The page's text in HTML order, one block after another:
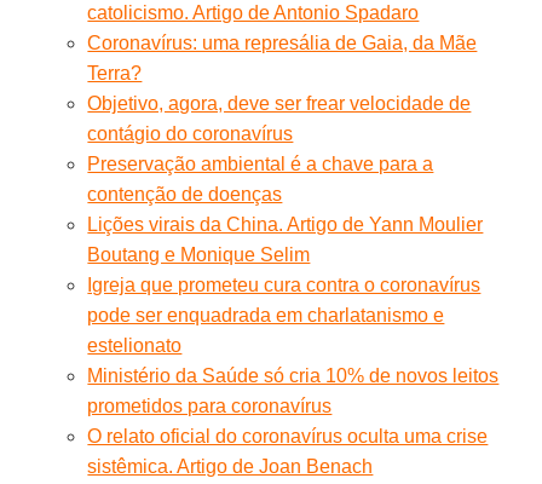
catolicismo. Artigo de Antonio Spadaro
Coronavírus: uma represália de Gaia, da Mãe
Terra?
Objetivo, agora, deve ser frear velocidade de
contágio do coronavírus
Preservação ambiental é a chave para a
contenção de doenças
Lições virais da China. Artigo de Yann Moulier
Boutang e Monique Selim
Igreja que prometeu cura contra o coronavírus
pode ser enquadrada em charlatanismo e
estelionato
Ministério da Saúde só cria 10% de novos leitos
prometidos para coronavírus
O relato oficial do coronavírus oculta uma crise
sistêmica. Artigo de Joan Benach